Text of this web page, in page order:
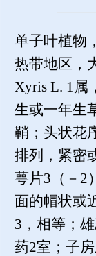
单子叶植物
热带地区，
Xyris L. 1属
生或一年生
鞘；头状花
排列，紧密
萼片3（－2
面的帽状或
3，相等；
药2室；子